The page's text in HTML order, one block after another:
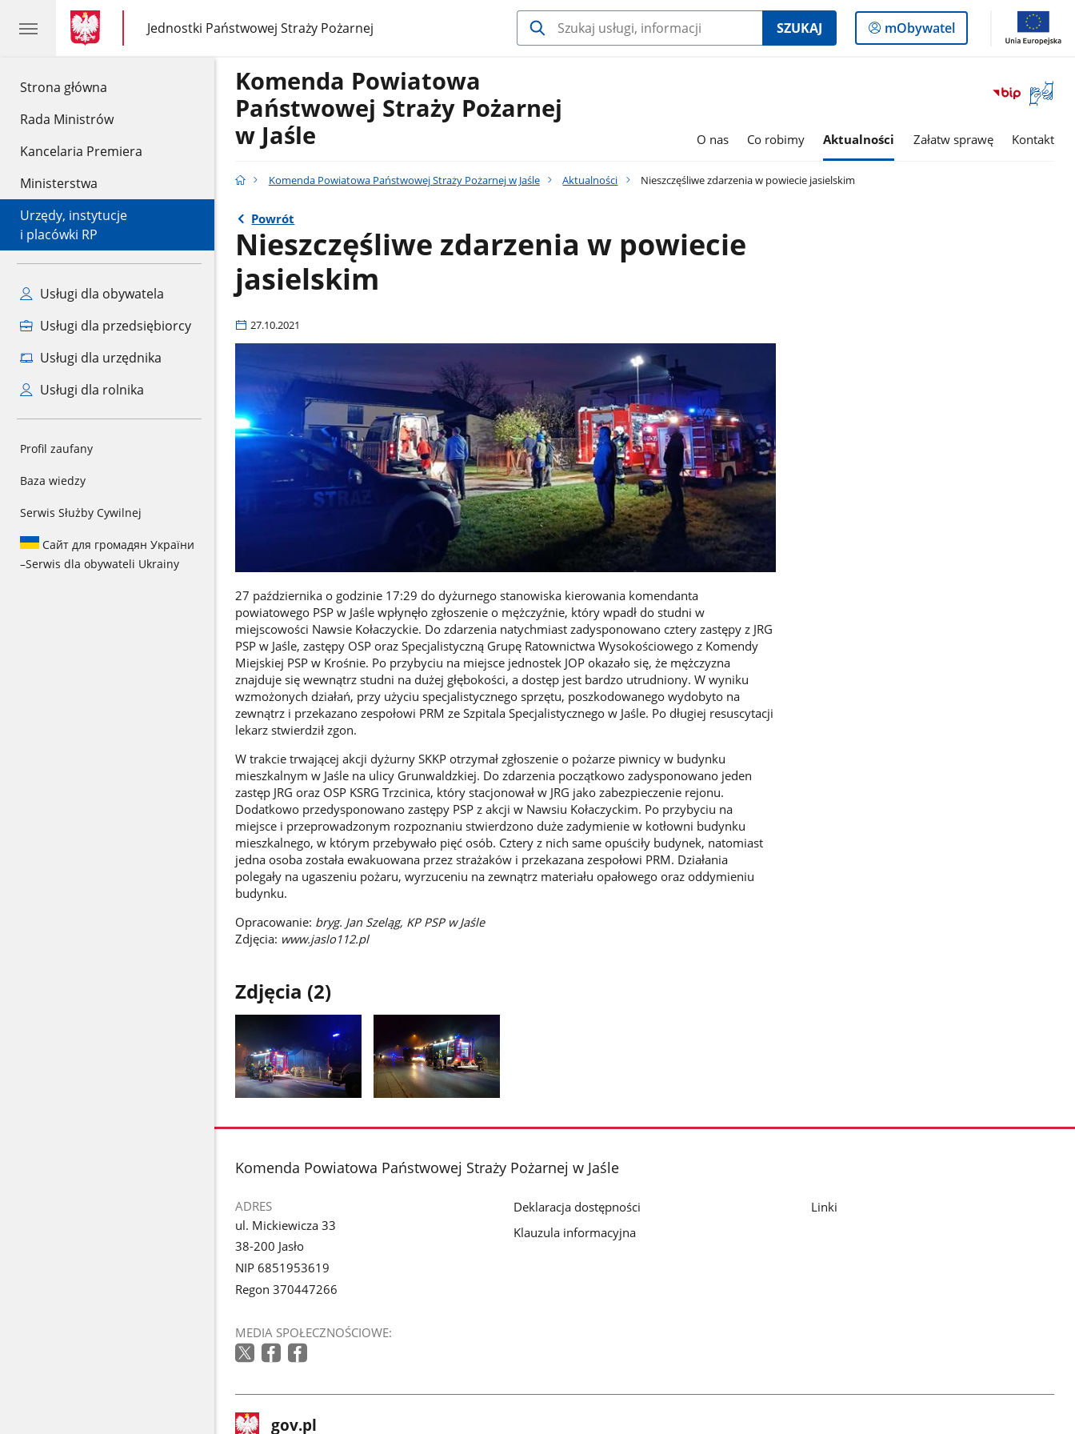
Strona główna
Rada Ministrów
Kancelaria Premiera
Ministerstwa
Urzędy, instytucje
i placówki RP
Usługi dla obywatela
Usługi dla przedsiębiorcy
Usługi dla urzędnika
Usługi dla rolnika
Profil zaufany
Baza wiedzy
Serwis Służby Cywilnej
Сайт для громадян України
–Serwis dla obywateli Ukrainy
gov.pl
gov.pl
Jednostki Państwowej Straży Pożarnej
gov.pl
Jednostki
Państwowej
SZUKAJ
Logowanie
do
mObywatel
Otwórz
okno
Komenda Powiatowa
Państwowej Straży Pożarnej
w Jaśle
O nas Co robimy Aktualności Załatw sprawę Kontakt
Komenda Powiatowa Państwowej Straży Pożarnej w Jaśle Aktualności Nieszczęśliwe zdarzenia w powiecie jasielskim
Powrót
Nieszczęśliwe zdarzenia w powiecie
jasielskim
27.10.2021
27 października o godzinie 17:29 do dyżurnego stanowiska kierowania komendanta
powiatowego PSP w Jaśle wpłynęło zgłoszenie o mężczyźnie, który wpadł do studni w
miejscowości Nawsie Kołaczyckie. Do zdarzenia natychmiast zadysponowano cztery zastępy z JRG
PSP w Jaśle, zastępy OSP oraz Specjalistyczną Grupę Ratownictwa Wysokościowego z Komendy
Miejskiej PSP w Krośnie. Po przybyciu na miejsce jednostek JOP okazało się, że mężczyzna
znajduje się wewnątrz studni na dużej głębokości, a dostęp jest bardzo utrudniony. W wyniku
wzmożonych działań, przy użyciu specjalistycznego sprzętu, poszkodowanego wydobyto na
zewnątrz i przekazano zespołowi PRM ze Szpitala Specjalistycznego w Jaśle. Po długiej resuscytacji
lekarz stwierdził zgon.
W trakcie trwającej akcji dyżurny SKKP otrzymał zgłoszenie o pożarze piwnicy w budynku
mieszkalnym w Jaśle na ulicy Grunwaldzkiej. Do zdarzenia początkowo zadysponowano jeden
zastęp JRG oraz OSP KSRG Trzcinica, który stacjonował w JRG jako zabezpieczenie rejonu.
Dodatkowo przedysponowano zastępy PSP z akcji w Nawsiu Kołaczyckim. Po przybyciu na
miejsce i przeprowadzonym rozpoznaniu stwierdzono duże zadymienie w kotłowni budynku
mieszkalnego, w którym przebywało pięć osób. Cztery z nich same opuściły budynek, natomiast
jedna osoba została ewakuowana przez strażaków i przekazana zespołowi PRM. Działania
polegały na ugaszeniu pożaru, wyrzuceniu na zewnątrz materiału opałowego oraz oddymieniu
budynku.
Opracowanie: bryg. Jan Szeląg, KP PSP w Jaśle
Zdjęcia: www.jaslo112.pl
Zdjęcia (2)
galerii.
galerii.
stopka
Komenda Powiatowa Państwowej Straży Pożarnej w Jaśle
ADRES
ul. Mickiewicza 33
38-200 Jasło
NIP 6851953619
Regon 370447266
MEDIA SPOŁECZNOŚCIOWE:
Deklaracja dostępności
Klauzula informacyjna
Linki
stopkaStrona
gov.pl